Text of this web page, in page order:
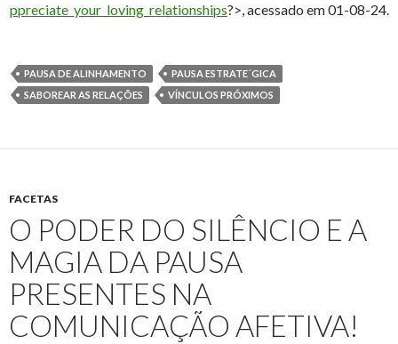
ppreciate_your_loving_relationships?>, acessado em 01-08-24.
PAUSA DE ALINHAMENTO
PAUSA ESTRATE´GICA
SABOREAR AS RELAÇÕES
VÍNCULOS PRÓXIMOS
FACETAS
O PODER DO SILÊNCIO E A
MAGIA DA PAUSA
PRESENTES NA
COMUNICAÇÃO AFETIVA!